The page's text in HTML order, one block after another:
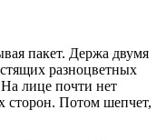
пакет. Держа двумя
разноцветных
На лице почти нет
сторон. Потом шепчет,